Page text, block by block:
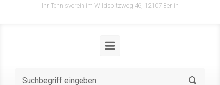
Ihr Tennisverein im Wildspitzweg 46, 12107 Berlin